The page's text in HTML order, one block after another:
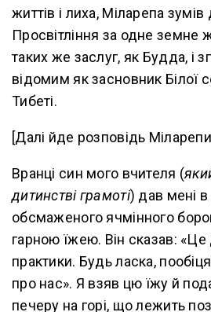
життів і лиха, Міларепа зумів
Просвітління за одне земне
таких же заслуг, як Будда, і
відомим як засновник Білої
Тибеті.
[Далі йде розповідь
Вранці син мого вчителя (
дитинстві грамоті) дав мені
обсмаженого ячмінного
гарною їжею. Він сказав: «Це
практики. Будь ласка,
про нас». Я взяв цю їжу й
печеру на горі, що лежить